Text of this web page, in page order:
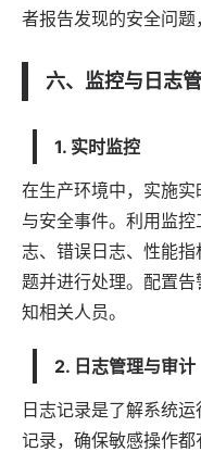
者报告发现的安全问题
六、监控与日志
1. 实时监控
在生产环境中，实施
与安全事件。利用监
志、错误日志、性能
题并进行处理。配置
知相关人员。
2. 日志管理与审计
日志记录是了解系统
记录，确保敏感操作